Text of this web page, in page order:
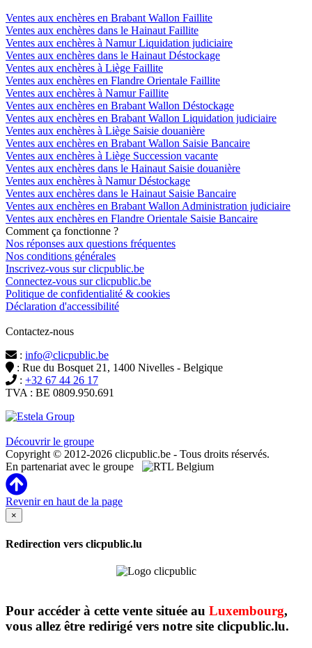
Ventes aux enchères en Brabant Wallon Faillite
Ventes aux enchères dans le Hainaut Faillite
Ventes aux enchères à Namur Liquidation judiciaire
Ventes aux enchères dans le Hainaut Déstockage
Ventes aux enchères à Liège Faillite
Ventes aux enchères en Flandre Orientale Faillite
Ventes aux enchères à Namur Faillite
Ventes aux enchères en Brabant Wallon Déstockage
Ventes aux enchères en Brabant Wallon Liquidation judiciaire
Ventes aux enchères à Liège Saisie douanière
Ventes aux enchères en Brabant Wallon Saisie Bancaire
Ventes aux enchères à Liège Succession vacante
Ventes aux enchères dans le Hainaut Saisie douanière
Ventes aux enchères à Namur Déstockage
Ventes aux enchères dans le Hainaut Saisie Bancaire
Ventes aux enchères en Brabant Wallon Administration judiciaire
Ventes aux enchères en Flandre Orientale Saisie Bancaire
Comment ça fonctionne ?
Nos réponses aux questions fréquentes
Nos conditions générales
Inscrivez-vous sur clicpublic.be
Connectez-vous sur clicpublic.be
Politique de confidentialité & cookies
Déclaration d'accessibilité
Contactez-nous
: info@clicpublic.be
: Rue du Bosquet 21, 1400 Nivelles - Belgique
: +32 67 44 26 17
TVA : BE 0809.950.691
Découvrir le groupe
Copyright © 2012-2026 clicpublic.be - Tous droits réservés.
En partenariat avec le groupe
Revenir en haut de la page
×
Redirection vers clicpublic.lu
Pour accéder à cette vente située au Luxembourg,
vous allez être redirigé vers notre site clicpublic.lu.